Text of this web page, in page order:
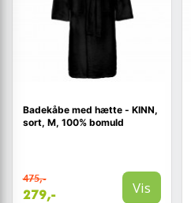
Badekåbe med hætte - KINN,
sort, M, 100% bomuld
475,-
279,- Vis